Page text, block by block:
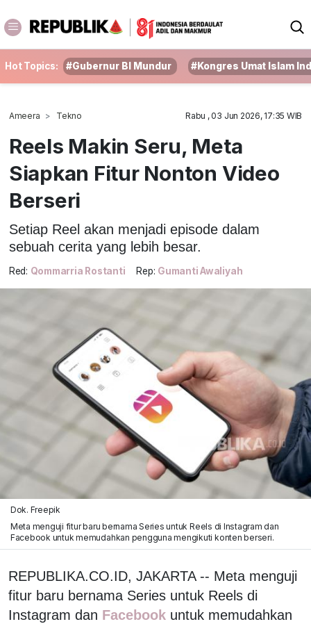
Hot Topics: #Gubernur BI Mundur #Kongres Umat Islam
Ameera Tekno Rabu , 03 Jun 2026, 17:35 WIB
Reels Makin Seru, Meta
Siapkan Fitur Nonton Video
Berseri
Setiap Reel akan menjadi episode dalam
sebuah cerita yang lebih besar.
Red: Qommarria Rostanti Rep: Gumanti Awaliyah
Dok. Freepik
Meta menguji fitur baru bernama Series untuk Reels di Instagram dan
Facebook untuk memudahkan pengguna mengikuti konten berseri.
REPUBLIKA.CO.ID, JAKARTA -- Meta menguji
fitur baru bernama Series untuk Reels di
Instagram dan Facebook untuk memudahkan